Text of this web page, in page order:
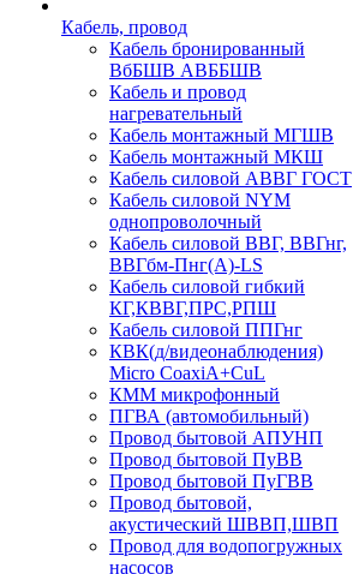
Кабель, провод
Кабель бронированный
ВбБШВ АВББШВ
Кабель и провод
нагревательный
Кабель монтажный МГШВ
Кабель монтажный МКШ
Кабель силовой АВВГ ГОСТ
Кабель силовой NYM
однопроволочный
Кабель силовой ВВГ, ВВГнг,
ВВГбм-Пнг(А)-LS
Кабель силовой гибкий
КГ,КВВГ,ПРС,РПШ
Кабель силовой ППГнг
КВК(д/видеонаблюдения)
Micro CoaxiA+CuL
КММ микрофонный
ПГВА (автомобильный)
Провод бытовой АПУНП
Провод бытовой ПуВВ
Провод бытовой ПуГВВ
Провод бытовой,
акустический ШВВП,ШВП
Провод для водопогружных
насосов